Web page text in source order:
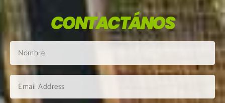
CONTACTÁNOS